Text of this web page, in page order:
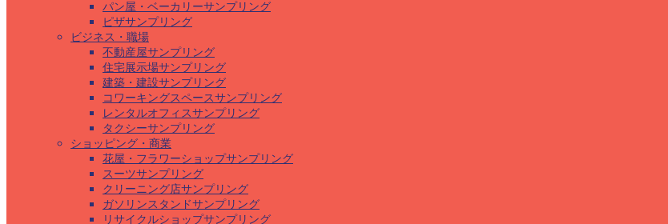
パン屋・ベーカリーサンプリング
ピザサンプリング
ビジネス・職場
不動産屋サンプリング
住宅展示場サンプリング
建築・建設サンプリング
コワーキングスペースサンプリング
レンタルオフィスサンプリング
タクシーサンプリング
ショッピング・商業
花屋・フラワーショップサンプリング
スーツサンプリング
クリーニング店サンプリング
ガソリンスタンドサンプリング
リサイクルショップサンプリング